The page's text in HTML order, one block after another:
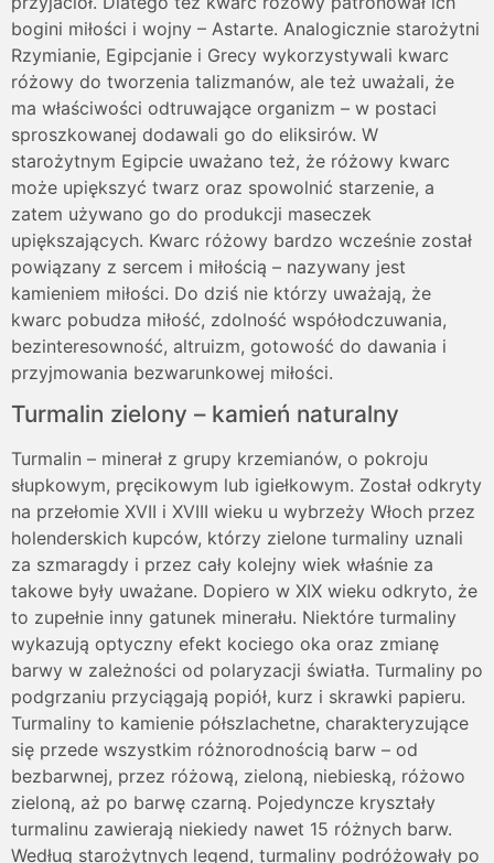
bogini miłości i wojny – Astarte. Analogicznie starożytni
Rzymianie, Egipcjanie i Grecy wykorzystywali kwarc
różowy do tworzenia talizmanów, ale też uważali, że
ma właściwości odtruwające organizm – w postaci
sproszkowanej dodawali go do eliksirów. W
starożytnym Egipcie uważano też, że różowy kwarc
może upiększyć twarz oraz spowolnić starzenie, a
zatem używano go do produkcji maseczek
upiększających. Kwarc różowy bardzo wcześnie został
powiązany z sercem i miłością – nazywany jest
kamieniem miłości. Do dziś nie którzy uważają, że
kwarc pobudza miłość, zdolność współodczuwania,
bezinteresowność, altruizm, gotowość do dawania i
przyjmowania bezwarunkowej miłości.
Turmalin zielony – kamień naturalny
Turmalin – minerał z grupy krzemianów, o pokroju
słupkowym, pręcikowym lub igiełkowym. Został odkryty
na przełomie XVII i XVIII wieku u wybrzeży Włoch przez
holenderskich kupców, którzy zielone turmaliny uznali
za szmaragdy i przez cały kolejny wiek właśnie za
takowe były uważane. Dopiero w XIX wieku odkryto, że
to zupełnie inny gatunek minerału. Niektóre turmaliny
wykazują optyczny efekt kociego oka oraz zmianę
barwy w zależności od polaryzacji światła. Turmaliny po
podgrzaniu przyciągają popiół, kurz i skrawki papieru.
Turmaliny to kamienie półszlachetne, charakteryzujące
się przede wszystkim różnorodnością barw – od
bezbarwnej, przez różową, zieloną, niebieską, różowo
zieloną, aż po barwę czarną. Pojedyncze kryształy
turmalinu zawierają niekiedy nawet 15 różnych barw.
Według starożytnych legend, turmaliny podróżowały po